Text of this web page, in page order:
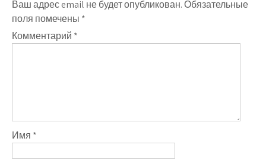
Ваш адрес email не будет опубликован.Обязательные
поля помечены *
Комментарий *
Имя *